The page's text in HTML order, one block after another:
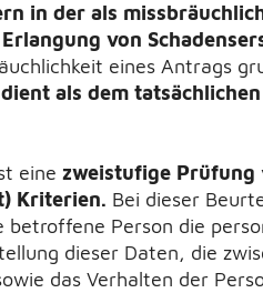
in der als
von
eines Antrags
als dem
eine zweistufige Prüfung
Kriterien. Bei dieser
betroffene Person die
dieser Daten, die
das Verhalten der